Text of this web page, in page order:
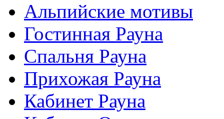
Альпийские мотивы
Гостинная Рауна
Спальня Рауна
Прихожая Рауна
Кабинет Рауна